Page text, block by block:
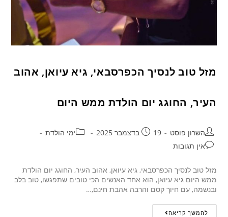
מזל טוב לנסיך הכפרסבאי, גיא עיואן, אהוב
העיר, החוגג יום הולדת ממש היום
השרון פוסט 19 בדצמבר 2025
ימי הולדת
אין תגובות
מזל טוב לנסיך הכפרסבאי, גיא עיואן, אהוב העיר, החוגג יום הולדת
ממש היום גיא עיואן, הוא אחד האנשים הכי טובים שתפגשו, טוב בלב
ובנשמה, עם חיוך קסם והרבה אהבת חינם,…
להמשך קריאה